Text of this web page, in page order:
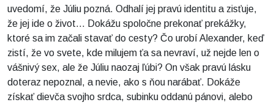
uvedomí, že Júliu pozná. Odhalí jej pravú identitu a zisťuje,
že jej ide o život... Dokážu spoločne prekonať prekážky,
ktoré sa im začali stavať do cesty? Čo urobí Alexander, keď
zistí, že vo svete, kde milujem ťa sa nevraví, už nejde len o
vášnivý sex, ale že Júliu naozaj ľúbi? On však pravú lásku
doteraz nepoznal, a nevie, ako s ňou narábať. Dokáže
získať dievča svojho srdca, subinku oddanú pánovi, alebo